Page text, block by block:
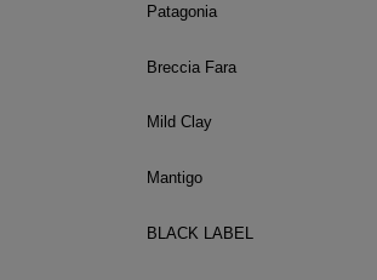
Patagonia
Breccia Fara
Mild Clay
Mantigo
BLACK LABEL